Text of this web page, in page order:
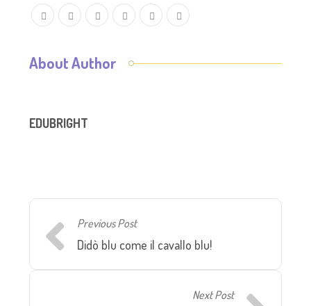
About Author
EDUBRIGHT
Previous Post
Didò blu come il cavallo blu!
Next Post